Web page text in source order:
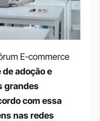
E-commerce
adoção e
grandes
com essa
nas redes